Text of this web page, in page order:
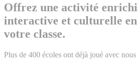
Offrez une activité
interactive et culturelle
votre classe.
Plus de 400 écoles ont déjà joué avec nous